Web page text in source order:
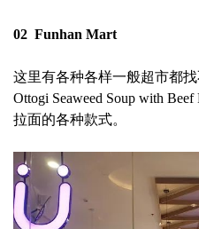
02 Funhan Mart
这里有各种各样一般超市都
Ottogi Seaweed Soup with
拉面的各种款式。